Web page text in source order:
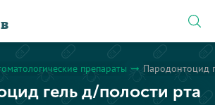
препараты arrow_right_alt Пародонтоцид
гель д/полости рта